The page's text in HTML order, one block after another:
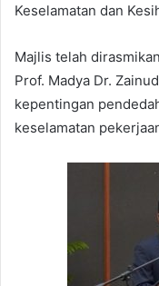
Keselamatan dan
Majlis telah
Prof. Madya Dr.
kepentingan
keselamatan